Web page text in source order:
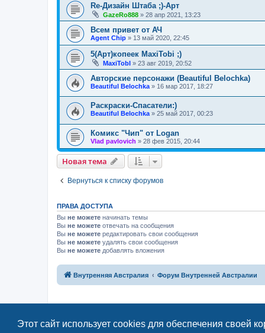
Этот сайт использует cookies для обеспечения своей
Re-Дизайн Штаба ;)-Арт
GazeRo888 » 28 апр 2021, 13:23
Всем привет от АЧ
Agent Chip » 13 май 2020, 22:45
5(Арт)копеек MaxiTobi ;)
MaxiTobI » 23 авг 2019, 20:52
Авторские персонажи (Beautiful Belochka)
Beautiful Belochka » 16 мар 2017, 18:27
Раскраски-Спасатели:)
Beautiful Belochka» 25 май 2017, 00:23
Комикс "Чип" от Logan
Vlad pavlovich » 28 фев 2015, 20:44
Новая тема
Новаятема
Вернуться к списку форумов
ПРАВА ДОСТУПА
Вы не можете начинать темы
Вы не можете отвечать на сообщения
Вы не можете редактировать свои сообщения
Вы не можете удалять свои сообщения
Вы не можете добавлять вложения
Внутренняя Австралия Форум Внутренней Австралии
Связаться с